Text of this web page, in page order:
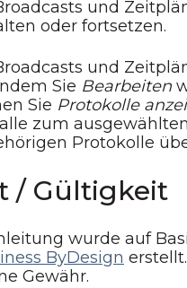
und
oder fortsetzen.
und
Sie Bearbeiten
Sie Protokolle
zum ausgewählten
Protokolle
/ Gültigkeit
wurde auf
ByDesign
Gewähr.